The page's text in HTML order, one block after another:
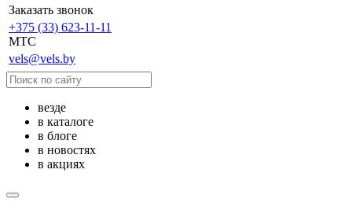
Заказать звонок
+375 (33) 623-11-11
MTC
vels@vels.by
везде
в каталоге
в блоге
в новостях
в акциях